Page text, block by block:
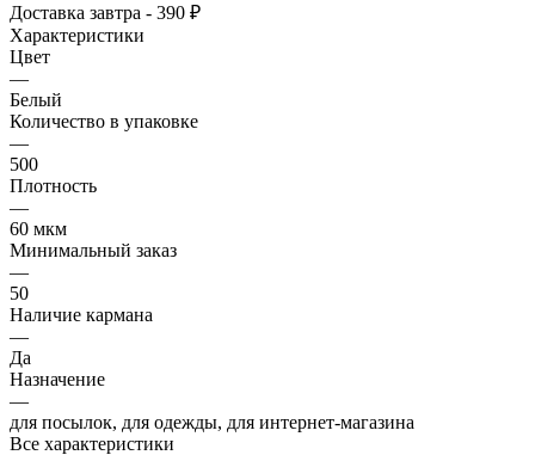
Доставка завтра - 390 ₽
Характеристики
Цвет
—
Белый
Количество в упаковке
—
500
Плотность
—
60 мкм
Минимальный заказ
—
50
Наличие кармана
—
Да
Назначение
—
для посылок, для одежды, для интернет-магазина
Все характеристики